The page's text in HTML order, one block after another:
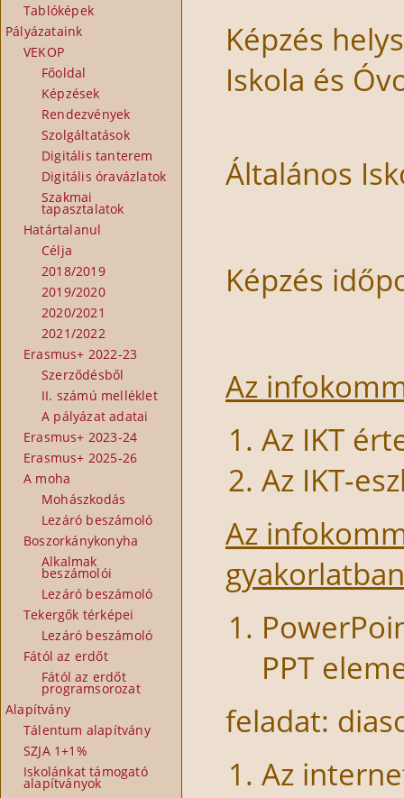
Tablóképek
Pályázataink
VEKOP
Főoldal
Képzések
Rendezvények
Szolgáltatások
Digitális tanterem
Digitális óravázlatok
Szakmai
tapasztalatok
Határtalanul
Célja
2018/2019
2019/2020
2020/2021
2021/2022
Erasmus+ 2022-23
Szerződésből
II. számú melléklet
A pályázat adatai
Erasmus+ 2023-24
Erasmus+ 2025-26
A moha
Mohászkodás
Lezáró beszámoló
Boszorkánykonyha
Alkalmak
beszámolói
Lezáró beszámoló
Tekergők térképei
Lezáró beszámoló
Fától az erdőt
Fától az erdőt
programsorozat
Alapítvány
Tálentum alapítvány
SZJA 1+1%
Iskolánkat támogató
alapítványok
Képzés
Iskola és
Általános
Képzés
Az
Az IKT
Az IKT-
Az
gyakorlatban
PPT
feladat:
Az